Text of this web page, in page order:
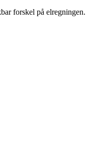
forskel på elregningen.